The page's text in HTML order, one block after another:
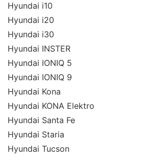
Hyundai i10
Hyundai i20
Hyundai i30
Hyundai INSTER
Hyundai IONIQ 5
Hyundai IONIQ 9
Hyundai Kona
Hyundai KONA Elektro
Hyundai Santa Fe
Hyundai Staria
Hyundai Tucson